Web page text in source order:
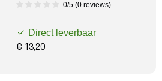
0/5 (0 reviews)
Direct leverbaar
€ 13,20